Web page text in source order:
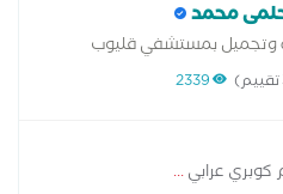
محمد
وتجميل بمستشفي قليوب
للامراض الجلدية
2339
عرابي...